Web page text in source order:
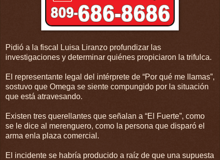
Pidió a la fiscal Luisa Liranzo profundizar las
investigaciones y determinar quiénes propiciaron la trifulca.
El representante legal del intérprete de “Por qué me llamas”,
sostuvo que Omega se siente compungido por la situación
que está atravesando.
Existen tres querellantes que señalan a “El Fuerte”, como
se le dice al merenguero, como la persona que disparó el
arma enla plaza comercial.
El incidente se habría producido a raíz de que una supuesta